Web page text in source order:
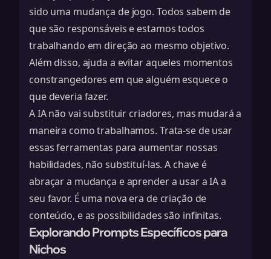
sido uma mudança de jogo. Todos sabem de
que são responsáveis e estamos todos
trabalhando em direção ao mesmo objetivo.
Além disso, ajuda a evitar aqueles momentos
constrangedores em que alguém esquece o
que deveria fazer.
A IA não vai substituir criadores, mas mudará a
maneira como trabalhamos. Trata-se de usar
essas ferramentas para aumentar nossas
habilidades, não substituí-las. A chave é
abraçar a mudança e aprender a usar a IA a
seu favor. É uma nova era de criação de
conteúdo, e as possibilidades são infinitas.
Explorando Prompts Específicos para
Nichos